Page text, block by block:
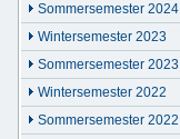
Sommersemester 2024
Wintersemester 2023
Sommersemester 2023
Wintersemester 2022
Sommersemester 2022